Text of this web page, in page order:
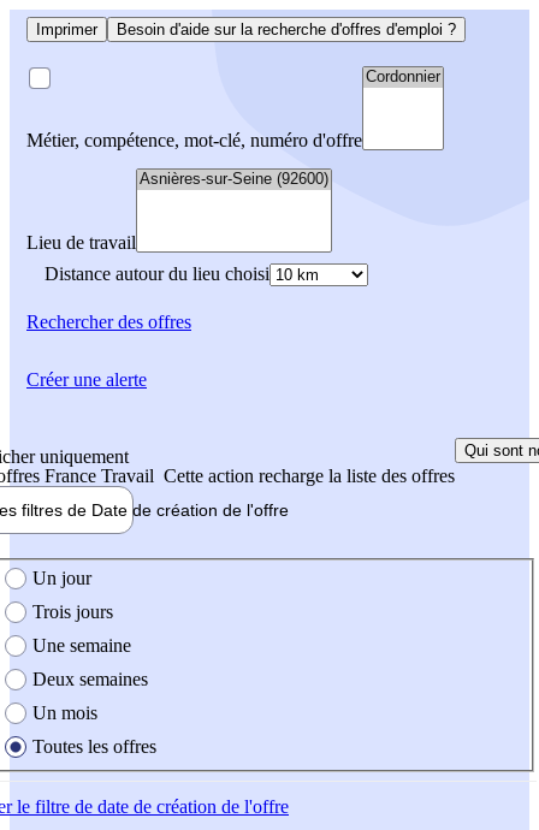
Imprimer Besoin d'aide sur la recherche d'offres d'emploi ?
Métier, compétence, mot-clé, numéro d'offre
Lieu de travail
Distance autour du lieu choisi
Rechercherdes offres
uniquement
France Travail Cette action recharge la liste des offres
Qui sont
filtres de Date de création de l'offre
création de l'offre
Un jour
Trois jours
Une semaine
Deux semaines
Un mois
Toutes les offres
le filtre de date de création de l'offre
Créer une alerte